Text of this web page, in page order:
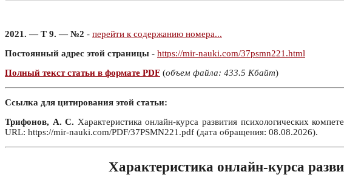
2021. — Т 9. — №2 - перейти к содержанию номера...
Постоянный адрес этой страницы - https://mir-nauki.com/37psmn221.html
Полный текст статьи в формате PDF (объем файла: 433.5 Кбайт)
Ссылка для цитирования этой статьи:
Трифонов, А. С. Характеристика онлайн-курса развития психологических
URL: https://mir-nauki.com/PDF/37PSMN221.pdf (дата обращения: 08.08.2026).
Характеристика онлайн-курса